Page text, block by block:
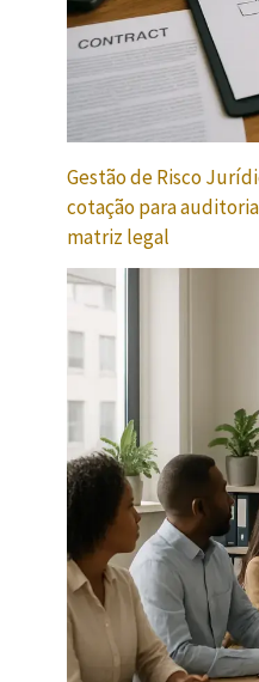
Gestão de Risco
cotação para
matriz legal